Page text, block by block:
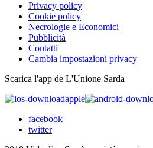
Privacy policy
Cookie policy
Necrologie e Economici
Pubblicità
Contatti
Cambia impostazioni privacy
Scarica l'app de L'Unione Sarda
apple
facebook
twitter